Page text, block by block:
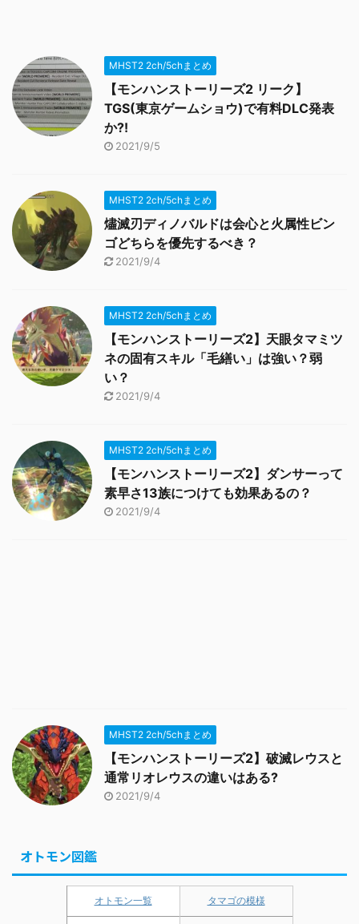
MHST2 2ch/5chまとめ
【モンハンストーリーズ2 リーク】
TGS(東京ゲームショウ)で有料DLC発表
か?!
2021/9/5
MHST2 2ch/5chまとめ
燼滅刃ディノバルドは会心と火属性ビン
ゴどちらを優先するべき？
2021/9/4
MHST2 2ch/5chまとめ
【モンハンストーリーズ2】天眼タマミツ
ネの固有スキル「毛繕い」は強い？弱
い？
2021/9/4
MHST2 2ch/5chまとめ
【モンハンストーリーズ2】ダンサーって
素早さ13族につけても効果あるの？
2021/9/4
MHST2 2ch/5chまとめ
【モンハンストーリーズ2】破滅レウスと
通常リオレウスの違いはある?
2021/9/4
オトモン図鑑
オトモン一覧 タマゴの模様